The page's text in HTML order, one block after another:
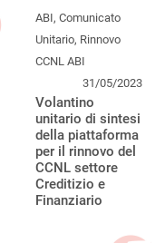
ABI, Comunicato
Unitario, Rinnovo
CCNL ABI
31/05/2023
Volantino
unitario di sintesi
della piattaforma
per il rinnovo del
CCNL settore
Creditizio e
Finanziario